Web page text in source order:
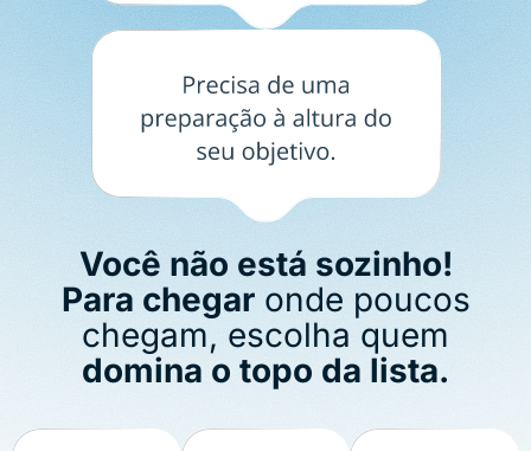
Você não está sozinho!
Para chegaronde poucos
chegam, escolha quem
domina o topo da lista.